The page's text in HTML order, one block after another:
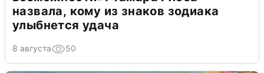
назвала, кому из знаков зодиака
улыбнется удача
8 августа 50